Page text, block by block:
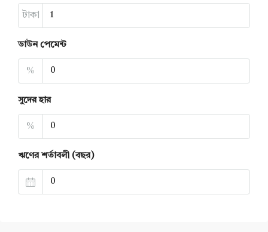
টাকা
ডাউন পেমেন্ট
%
সুদের হার
%
ঋণের শর্তাবলী (বছর)